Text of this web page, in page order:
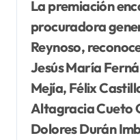
La premiación
procuradora
Reynoso,
Jesús María
Mejía, Félix
Altagracia Cueto
Dolores Durán